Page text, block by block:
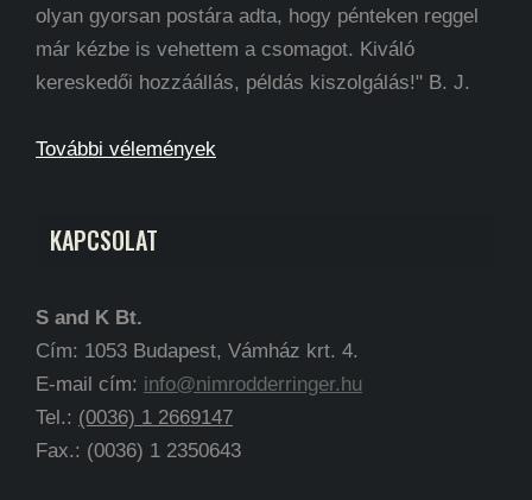
olyan gyorsan postára adta, hogy pénteken reggel
már kézbe is vehettem a csomagot. Kiváló
kereskedői hozzáállás, példás kiszolgálás!" B. J.
További vélemények
KAPCSOLAT
S and K Bt.
Cím: 1053 Budapest, Vámház krt. 4.
E-mail cím: info@nimrodderringer.hu
Tel.: (0036) 1 2669147
Fax.: (0036) 1 2350643